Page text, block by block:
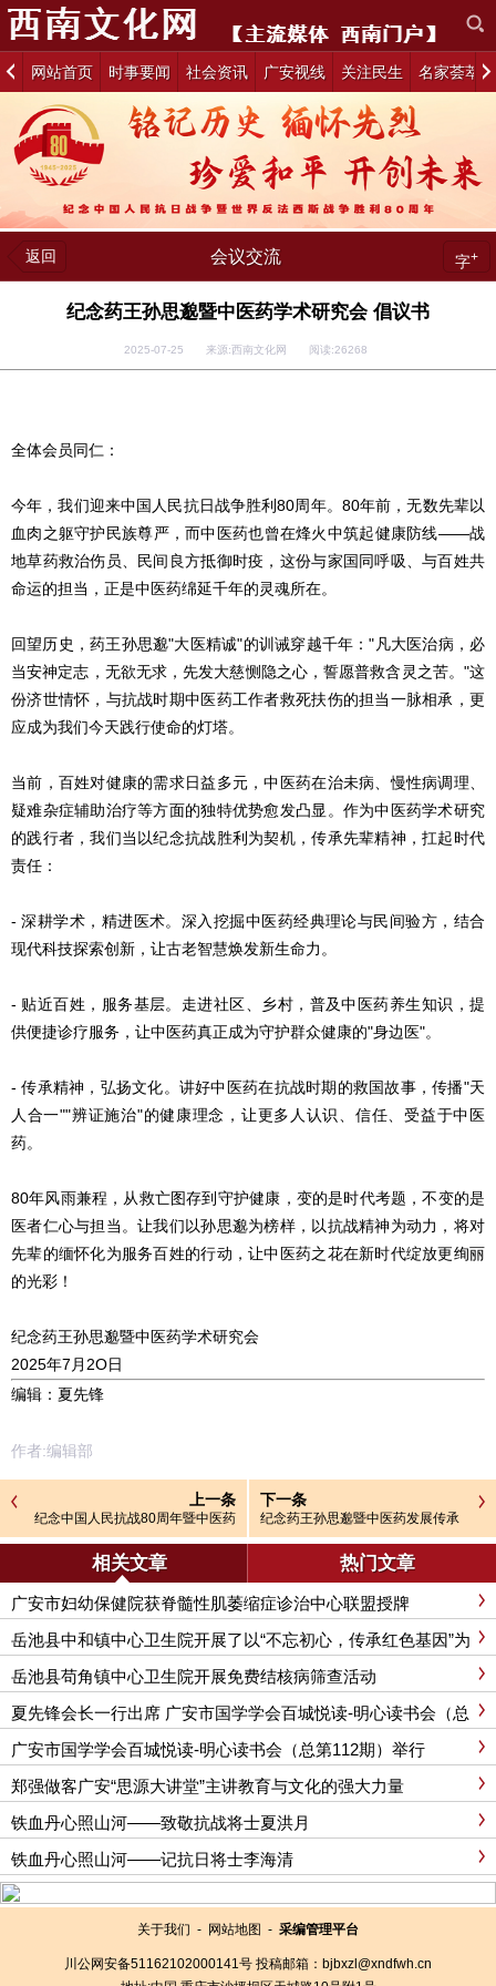
网站首页 时事要闻 社会资讯 广安视线 关注民生 名家荟萃
返回 会议交流 字+
纪念药王孙思邈暨中医药学术研究会 倡议书
2025-07-25 来源:西南文化网 阅读:26268
全体会员同仁：
今年，我们迎来中国人民抗日战争胜利80周年。80年前，无数先辈以
血肉之躯守护民族尊严，而中医药也曾在烽火中筑起健康防线——战
地草药救治伤员、民间良方抵御时疫，这份与家国同呼吸、与百姓共
命运的担当，正是中医药绵延千年的灵魂所在。
回望历史，药王孙思邈"大医精诚"的训诫穿越千年："凡大医治病，必
当安神定志，无欲无求，先发大慈恻隐之心，誓愿普救含灵之苦。"这
份济世情怀，与抗战时期中医药工作者救死扶伤的担当一脉相承，更
应成为我们今天践行使命的灯塔。
当前，百姓对健康的需求日益多元，中医药在治未病、慢性病调理、
疑难杂症辅助治疗等方面的独特优势愈发凸显。作为中医药学术研究
的践行者，我们当以纪念抗战胜利为契机，传承先辈精神，扛起时代
责任：
- 深耕学术，精进医术。深入挖掘中医药经典理论与民间验方，结合
现代科技探索创新，让古老智慧焕发新生命力。
- 贴近百姓，服务基层。走进社区、乡村，普及中医药养生知识，提
供便捷诊疗服务，让中医药真正成为守护群众健康的"身边医"。
- 传承精神，弘扬文化。讲好中医药在抗战时期的救国故事，传播"天
人合一""辨证施治"的健康理念，让更多人认识、信任、受益于中医
药。
80年风雨兼程，从救亡图存到守护健康，变的是时代考题，不变的是
医者仁心与担当。让我们以孙思邈为榜样，以抗战精神为动力，将对
先辈的缅怀化为服务百姓的行动，让中医药之花在新时代绽放更绚丽
的光彩！
纪念药王孙思邈暨中医药学术研究会
2025年7月2O日
编辑：夏先锋
作者:编辑部
上一条
纪念中国人民抗战80周年暨中医药
南京大屠杀
下一条
纪念药王孙思邈暨中医药发展传承
相关文章 热门文章
广安市妇幼保健院获脊髓性肌萎缩症诊治中心联盟授牌
岳池县中和镇中心卫生院开展了以“不忘初心，传承红色基因”为
主题的红色教育活动
岳池县苟角镇中心卫生院开展免费结核病筛查活动
夏先锋会长一行出席 广安市国学学会百城悦读-明心读书会（总
第112期）
广安市国学学会百城悦读-明心读书会（总第112期）举行
郑强做客广安“思源大讲堂”主讲教育与文化的强大力量
铁血丹心照山河——致敬抗战将士夏洪月
铁血丹心照山河——记抗日将士李海清
关于我们 - 网站地图 - 采编管理平台
川公网安备51162102000141号 投稿邮箱：bjbxzl@xndfwh.cn